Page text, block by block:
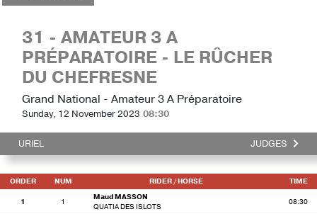
31 - AMATEUR 3 A
PRÉPARATOIRE - LE RÛCHER
DU CHEFRESNE
Grand National - Amateur 3 A Préparatoire
Sunday, 12 November 2023 08:30
URIEL JUDGES
ORDER NUM RIDER/ HORSE TIME
1 1
Maud MASSON
QUATIA DES ISLOTS
08:30